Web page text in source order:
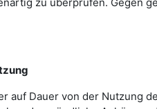
Dauer von der Nutzung